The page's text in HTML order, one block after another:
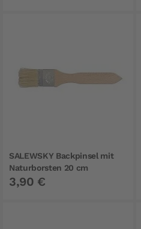
SALEWSKY Backpinsel mit
Naturborsten 20 cm
3,90 €